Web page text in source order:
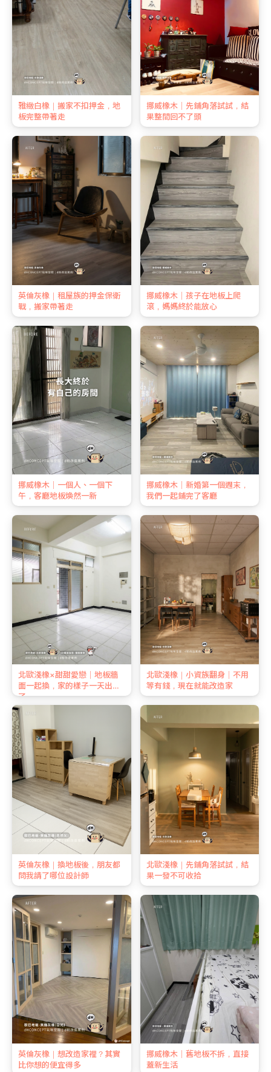
雅緻白橡｜搬家不扣押金，地
板完整帶著走
挪威橡木｜先鋪角落試試，結
果整間回不了頭
英倫灰橡｜租屋族的押金保衛
戰，搬家帶著走
挪威橡木｜孩子在地板上爬
滾，媽媽終於能放心
挪威橡木｜一個人、一個下
午，客廳地板煥然一新
挪威橡木｜新婚第一個週末，
我們一起鋪完了客廳
北歐淺橡×甜甜愛戀｜地板牆
面一起換，家的樣子一天出來
了
北歐淺橡｜小資族翻身｜不用
等有錢，現在就能改造家
英倫灰橡｜換地板後，朋友都
問我請了哪位設計師
北歐淺橡｜先鋪角落試試，結
果一發不可收拾
英倫灰橡｜想改造家裡？其實
比你想的便宜得多
挪威橡木｜舊地板不拆，直接
蓋新生活